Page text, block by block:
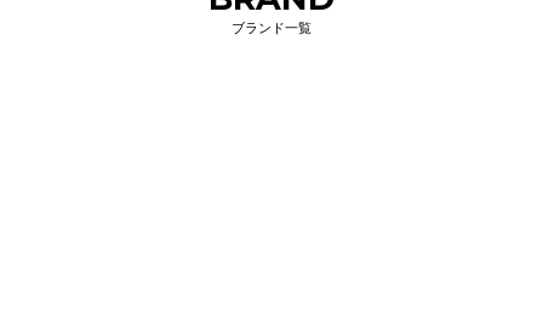
ブランド一覧